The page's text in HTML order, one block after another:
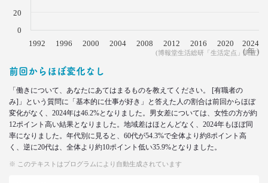
近藤 裕香
2021.03.01
40代おじさん必読！
J.Y. パーク氏に学ぶ 「褒めワード」
ベスト5
--日経クロストレンド 連載⑤--
生活総研 上席研究員/コピーライター
前沢 裕文
( 年 )
(博報堂生活総研「生活定点」調査)
1992 1996 2000 2004 2008 2012 2016 2020 2024
0
20
前回からほぼ変化なし
「働きについて、あなたにあてはまるものを教えてください。 [有職者の
み]」という質問に「基本的に仕事が好き」と答えた人の割合は前回からほぼ
変化がなく、2024年は46.2%となりました。男女差については、女性の方が約
12ポイント高い結果となりました。地域差はほとんどなく、2024年もほぼ同
率になりました。年代別に見ると、60代が54.3%で全体より約8ポイント高
く、逆に20代は、全体より約10ポイント低い35.9%となりました。
※ このテキストはプログラムにより自動生成されています